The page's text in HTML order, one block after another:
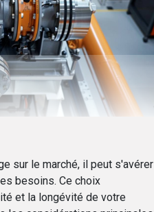
sur le marché, il peut s'avérer
besoins. Ce choix
et la longévité de votre